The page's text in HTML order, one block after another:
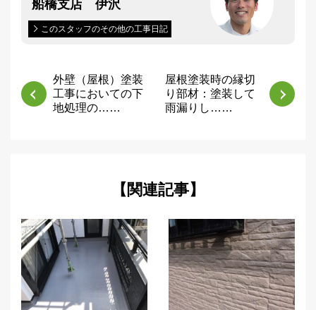
船橋支店 伊沢
このスタッフのその他の工事日記
外壁（屋根）塗装
工事においての下
地処理の……
屋根塗装時の縁切
り部材：塗装して
雨漏りし……
【関連記事】